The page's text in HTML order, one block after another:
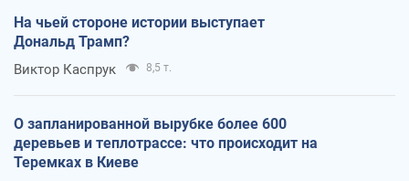
На чьей стороне истории выступает
Дональд Трамп?
Виктор Каспрук 8,5 т.
О запланированной вырубке более 600
деревьев и теплотрассе: что происходит на
Теремках в Киеве